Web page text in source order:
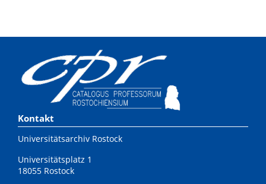
Kontakt
Universitätsarchiv Rostock
Universitätsplatz 1
18055 Rostock